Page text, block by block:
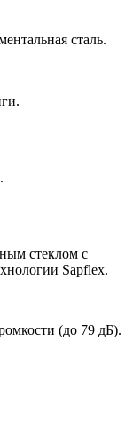
сталь.
стеклом с
Sapflex.
(до 79 дБ).